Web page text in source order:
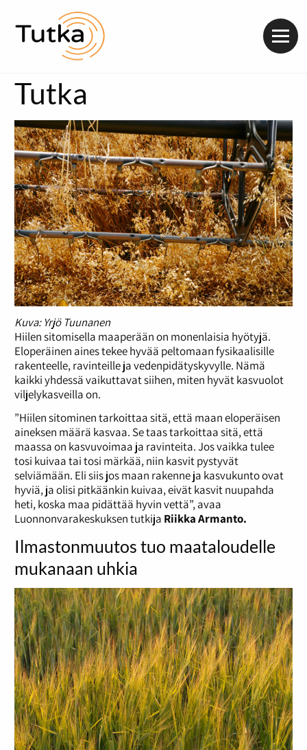
Tutka
Kuva: Yrjö Tuunanen
Hiilen sitomisella maaperään on monenlaisia hyötyjä.
Eloperäinen aines tekee hyvää peltomaan fysikaalisille
rakenteelle, ravinteille ja vedenpidätyskyvylle. Nämä
kaikki yhdessä vaikuttavat siihen, miten hyvät kasvuolot
viljelykasveilla on.
”Hiilen sitominen tarkoittaa sitä, että maan eloperäisen
aineksen määrä kasvaa. Se taas tarkoittaa sitä, että
maassa on kasvuvoimaa ja ravinteita. Jos vaikka tulee
tosi kuivaa tai tosi märkää, niin kasvit pystyvät
selviämään. Eli siis jos maan rakenne ja kasvukunto ovat
hyviä, ja olisi pitkäänkin kuivaa, eivät kasvit nuupahda
heti, koska maa pidättää hyvin vettä”, avaa
Luonnonvarakeskuksen tutkija Riikka Armanto.
Ilmastonmuutos tuo maataloudelle
mukanaan uhkia